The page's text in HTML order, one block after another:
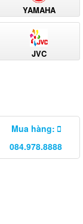
YAMAHA
JVC
Mua hàng:
084.978.8888